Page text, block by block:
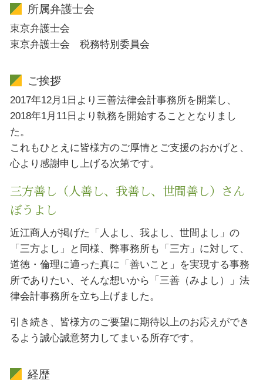
所属弁護士会
東京弁護士会
東京弁護士会 税務特別委員会
ご挨拶
2017年12月1日より三善法律会計事務所を開業し、
2018年1月11日より執務を開始することとなりまし
た。
これもひとえに皆様方のご厚情とご支援のおかげと、
心より感謝申し上げる次第です。
三方善し（人善し、我善し、世間善し）さん
ぼうよし
近江商人が掲げた「人よし、我よし、世間よし」の
「三方よし」と同様、弊事務所も「三方」に対して、
道徳・倫理に適った真に「善いこと」を実現する事務
所でありたい、そんな想いから「三善（みよし）」法
律会計事務所を立ち上げました。
引き続き、皆様方のご要望に期待以上のお応えができ
るよう誠心誠意努力してまいる所存です。
経歴